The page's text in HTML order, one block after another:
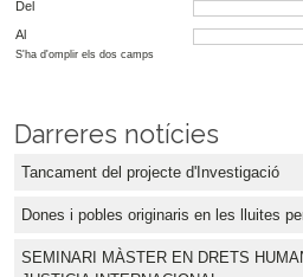
Del
Al
S'ha d'omplir els dos camps
Darreres notícies
Tancament del projecte d'Investigació
Dones i pobles originaris en les lluites
SEMINARI MÀSTER EN DRETS